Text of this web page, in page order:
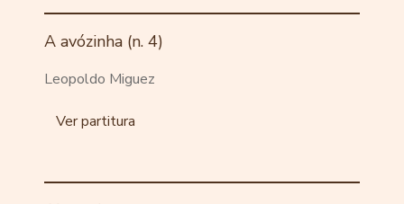
A avózinha (n. 4)
Leopoldo Miguez
Ver partitura